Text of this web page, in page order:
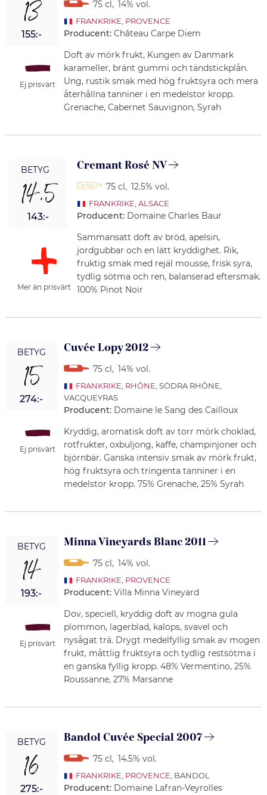
13
155:-
Ej prisvärt
75 cl, 14% vol.
FRANKRIKE PROVENCE
Producent: Château Carpe Diem
Doft av mörk frukt, Kungen av Danmark
karameller, bränt gummi och tändstickplån.
Ung, rustik smak med hög fruktsyra och mera
återhållna tanniner i en medelstor kropp.
Grenache, Cabernet Sauvignon, Syrah
BETYG
14,5
143:-
Mer än prisvärt
Cremant Rosé NV
75 cl, 12.5% vol.
FRANKRIKE ALSACE
Producent: Domaine Charles Baur
Sammansatt doft av bröd, apelsin,
jordgubbar och en lätt kryddighet. Rik,
fruktig smak med rejäl mousse, frisk syra,
tydlig sötma och ren, balanserad eftersmak.
100% Pinot Noir
BETYG
15
274:-
Ej prisvärt
Cuvée Lopy 2012
75 cl, 14% vol.
FRANKRIKE RHÔNE , SÖDRA RHÔNE,
VACQUEYRAS
Producent: Domaine le Sang des Cailloux
Kryddig, aromatisk doft av torr mörk choklad,
rotfrukter, oxbuljong, kaffe, champinjoner och
björnbär. Ganska intensiv smak av mörk frukt,
hög fruktsyra och tringenta tanniner i en
medelstor kropp. 75% Grenache, 25% Syrah
BETYG
14
193:-
Ej prisvärt
Minna Vineyards Blanc 2011
75 cl, 14% vol.
FRANKRIKE PROVENCE
Producent: Villa Minna Vineyard
Dov, speciell, kryddig doft av mogna gula
plommon, lagerblad, kalops, svavel och
nysågat trä. Drygt medelfyllig smak av mogen
frukt, måttlig fruktsyra och tydlig restsötma i
en ganska fyllig kropp. 48% Vermentino, 25%
Roussanne, 27% Marsanne
BETYG
16
275:-
Bandol Cuvée Special 2007
75 cl, 14.5% vol.
FRANKRIKE PROVENCE , BANDOL
Producent: Domaine Lafran-Veyrolles